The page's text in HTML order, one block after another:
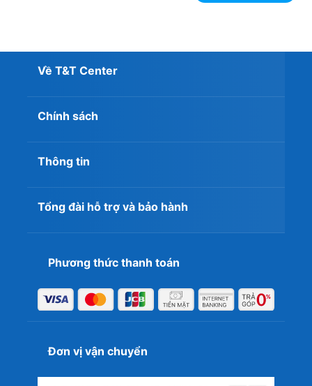
Để sở hữu laptopThinkPad X1 Carbon Gen 10 Core i7
chế độ bảo hành dài lâu, thì đừng ngần ngại đến ngay hệ
gì về sản phẩm cũng như dịch vụ hãy liên hệHotline
Về T&T Center
Chính sách
Thông tin
Tổng đài hỗ trợ và bảo hành
Phương thức thanh toán
Đơn vị vận chuyển